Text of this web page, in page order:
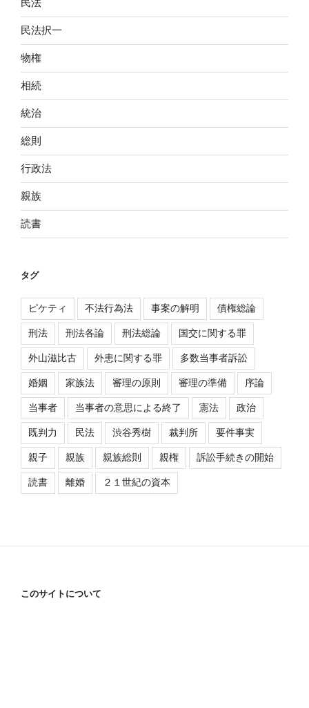
民法
民法択一
物権
相続
統治
総則
行政法
親族
読書
タグ
ピケティ 不法行為法 事案の解明 債権総論
刑法 刑法各論 刑法総論 国交に関する罪
外山滋比古 外患に関する罪 多数当事者訴訟
婚姻 家族法 審理の原則 審理の準備 序論
当事者 当事者の意思による終了 憲法 政治
既判力 民法 渋谷秀樹 裁判所 要件事実
親子 親族 親族総則 親権 訴訟手続きの開始
読書 離婚 ２１世紀の資本
このサイトについて